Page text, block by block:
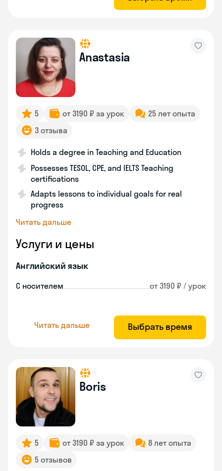
Anastasia
5 от 3190 ₽ за урок
25 лет опыта
3 отзыва
Holds a degree in Teaching and Education
Possesses TESOL, CPE, and IELTS Teaching
certifications
Adapts lessons to individual goals for real
progress
Читать дальше
Услуги и цены
Английский язык
С носителем от 3190 ₽ / урок
Читать дальше Выбрать время
Boris
5 от 3190 ₽ за урок
8 лет опыта
5 отзывов